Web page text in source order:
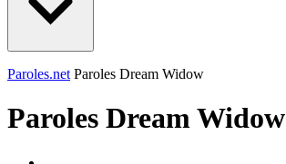
Paroles.net Paroles Dream Widow
Paroles Dream Widow